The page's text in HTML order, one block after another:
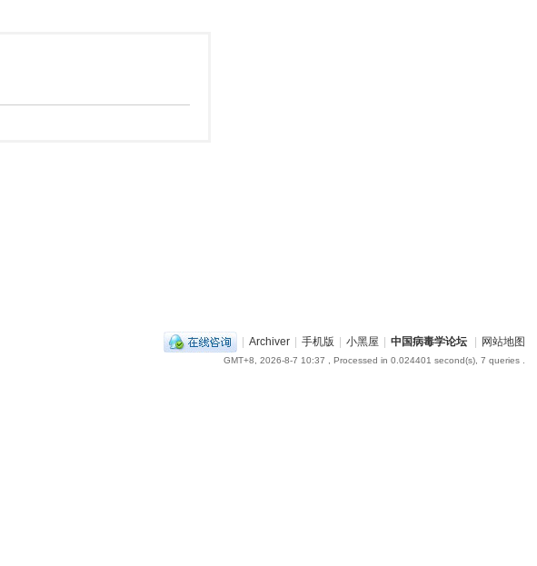
| Archiver | 手机版 | 小黑屋 | 中国病毒学论坛 | 网站地图
GMT+8, 2026-8-7 10:37 , Processed in 0.024401 second(s), 7 queries .